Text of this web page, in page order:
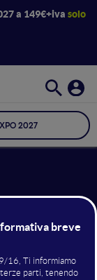
a 149€+iva solo
2027